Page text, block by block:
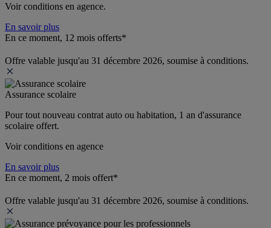
Voir conditions en agence.
En savoir plus
En ce moment, 12 mois offerts*
Offre valable jusqu'au 31 décembre 2026, soumise à conditions.
Assurance scolaire
Pour tout nouveau contrat auto ou habitation, 1 an d'assurance
scolaire offert.
Voir conditions en agence
En savoir plus
En ce moment, 2 mois offert*
Offre valable jusqu'au 31 décembre 2026, soumise à conditions.